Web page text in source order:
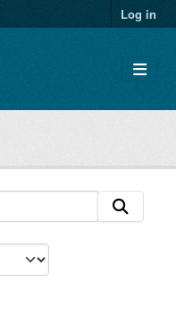
Log in